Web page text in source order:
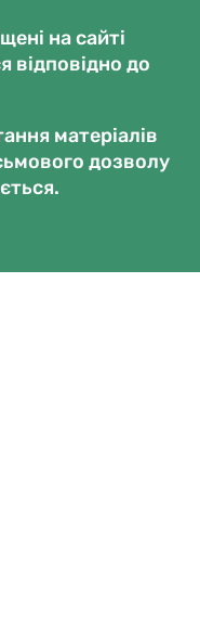
на сайті
відповідно до
матеріалів
дозволу